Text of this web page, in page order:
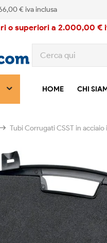
€ iva inclusa
o superiori a 2.000,00
HOME CHI
Tubi Corrugati CSST in